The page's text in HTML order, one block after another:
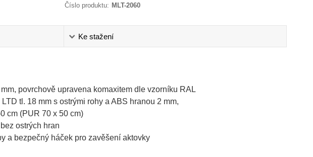
Číslo produktu: MLT-2060
Ke stažení
povrchově upravena komaxitem dle vzorníku RAL
tl. 18 mm s ostrými rohy a ABS hranou 2 mm,
cm (PUR 70 x 50 cm)
ostrých hran
a bezpečný háček pro zavěšení aktovky